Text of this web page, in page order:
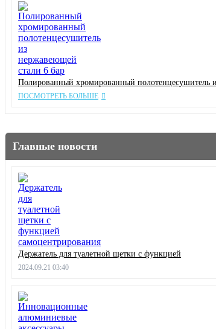
Полированный хромированный полотенцесушитель
ПОСМОТРЕТЬ БОЛЬШЕ
Главные новости
Держатель для туалетной щетки с функцией
2024.09.21 03:40